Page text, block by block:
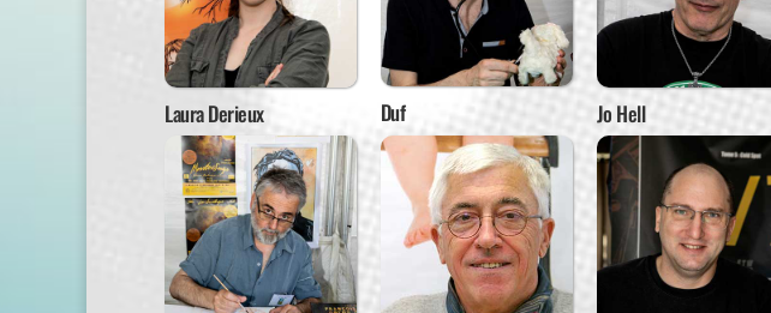
Laura Derieux Duf Jo Hell